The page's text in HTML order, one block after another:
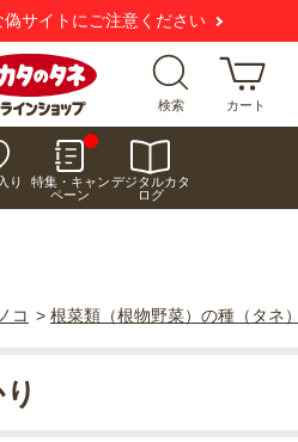
偽サイトにご注意ください
検索 カート
り
特集・キャン
ペーン
デジタルカタ
ログ
コ > 根菜類（根物野菜）の種（タネ